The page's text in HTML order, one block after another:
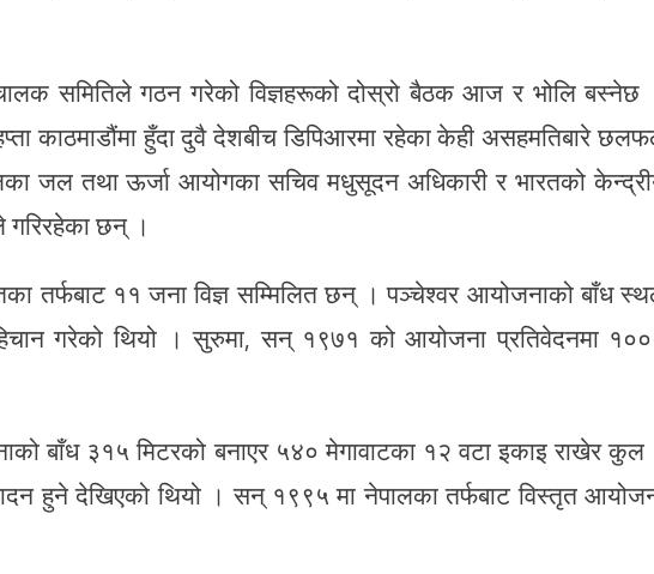
समितिले गठन गरेको विज्ञहरूको दोस्रो बैठक आज र भोलि बस्नेछ
काठमाडौंमा हुँदा दुवै देशबीच डिपिआरमा रहेका केही असहमतिबारे
जल तथा ऊर्जा आयोगका सचिव मधुसूदन अधिकारी र भारतको
छन् ।
तर्फबाट ११ जना विज्ञ सम्मिलित छन् । पञ्चेश्वर आयोजनाको बाँध
गरेको थियो । सुरुमा, सन् १९७१ को आयोजना प्रतिवेदनमा
बाँध ३१५ मिटरको बनाएर ५४० मेगावाटका १२ वटा इकाइ राखेर कुल
हुने देखिएको थियो । सन् १९९५ मा नेपालका तर्फबाट विस्तृत